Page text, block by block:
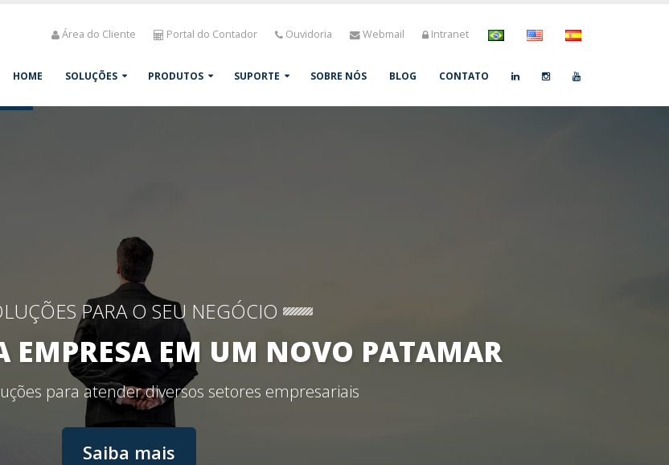
Área do Cliente Portal do Contador Ouvidoria Webmail Intranet
HOME SOLUÇÕES PRODUTOS SUPORTE SOBRE NÓS BLOG CONTATO
PARA O SEU NEGÓCIO
EMPRESA EM UM NOVO PATAMAR
para atender diversos setores empresariais
Saiba mais